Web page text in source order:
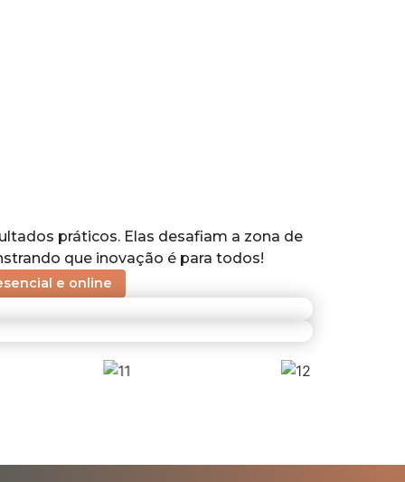
práticos. Elas desafiam a zona de
que inovação é para todos!
e online